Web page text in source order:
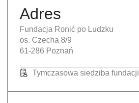
Adres
Fundacja Ronić po Ludzku
os. Czecha 8/9
61-286 Poznań
Tymczasowa siedziba fundacji